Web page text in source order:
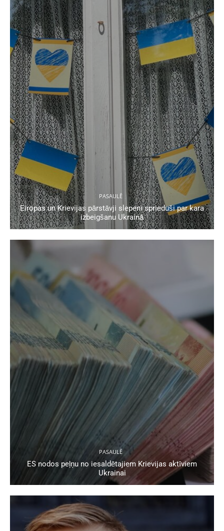
PASAULĒ
Eiropas un Krievijas pārstāvji slepeni sprieduši par kara
izbeigšanu Ukrainā
PASAULĒ
ES nodos peļņu no iesaldētajiem Krievijas aktīviem
Ukrainai